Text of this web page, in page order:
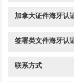
加拿大证件海牙认
签署类文件海牙认
联系方式